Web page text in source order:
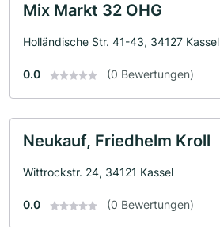
Mix Markt 32 OHG
Holländische Str. 41-43, 34127 Kassel
0.0 (0 Bewertungen)
Neukauf, Friedhelm Kroll
Wittrockstr. 24, 34121 Kassel
0.0 (0 Bewertungen)